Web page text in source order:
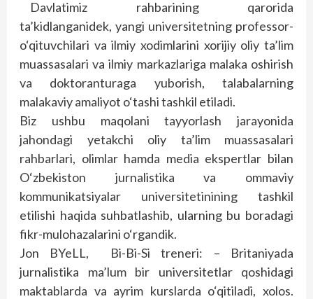
Davlatimiz rahbarining qarorida
ta’kidlanganidek, yangi universitetning professor-
o‘qituvchilari va ilmiy xodimlarini xorijiy oliy ta’lim
muassasalari va ilmiy markazlariga malaka oshirish
va doktoranturaga yuborish, talabalarning
malakaviy amaliyot o‘tashi tashkil etiladi.
Biz ushbu maqolani tayyorlash jarayonida
jahondagi yetakchi oliy ta’lim muassasalari
rahbarlari, olimlar hamda media ekspertlar bilan
O‘zbekiston jurnalistika va ommaviy
kommunikatsiyalar universitetinining tashkil
etilishi haqida suhbatlashib, ularning bu boradagi
fikr-mulohazalarini o‘rgandik.
Jon BYeLL, Bi-Bi-Si treneri: – Britaniyada
jurnalistika ma’lum bir universitetlar qoshidagi
maktablarda va ayrim kurslarda o‘qitiladi, xolos.